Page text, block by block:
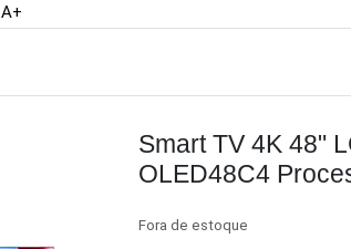
A+
Smart TV 4K 48"
OLED48C4
Dolby Atmos G-
Fora de estoque